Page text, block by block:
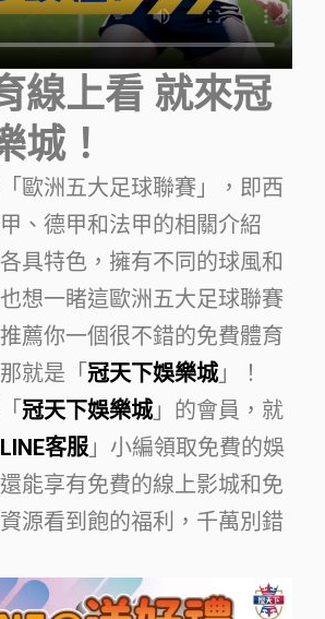
線上看 就來冠
城！
歐洲五大足球聯賽」，即西
、德甲和法甲的相關介紹
具特色，擁有不同的球風和
想一睹這歐洲五大足球聯賽
薦你一個很不錯的免費體育
就是「 冠天下娛樂城」！
冠天下娛樂城」的會員，就
LINE客服 」小編領取免費的娛
能享有免費的線上影城和免
源看到飽的福利，千萬別錯